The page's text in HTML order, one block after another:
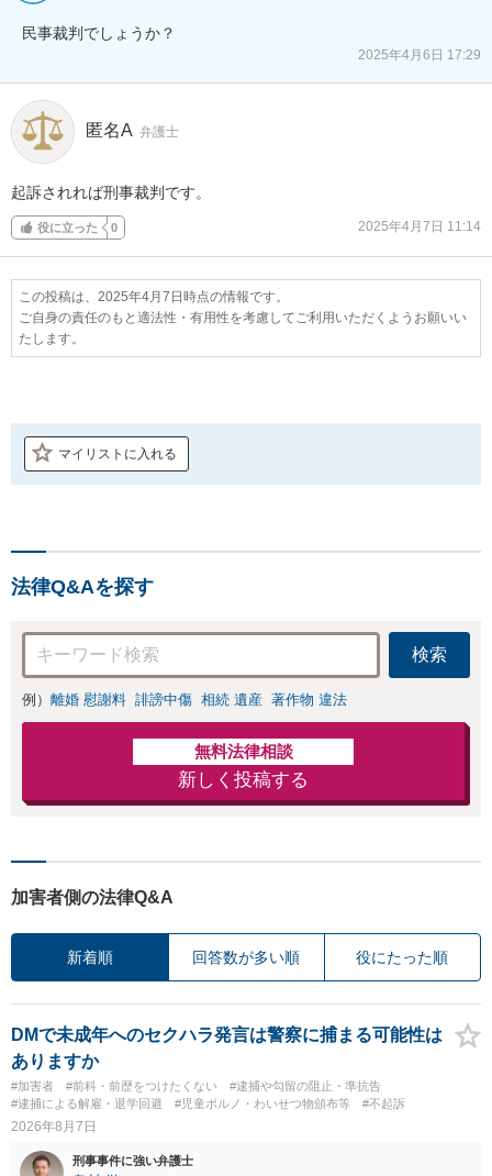
民事裁判でしょうか？
2025年4月6日 17:29
匿名A 弁護士
起訴されれば刑事裁判です。
役に立った 0 2025年4月7日 11:14
この投稿は、2025年4月7日時点の情報です。
ご自身の責任のもと適法性・有用性を考慮してご利用いただくようお願いい
たします。
マイリストに入れる
法律Q&Aを探す
検索
例） 離婚 慰謝料 誹謗中傷 相続 遺産 著作物 違法
無料法律相談
新しく投稿する
加害者側の法律Q&A
新着順 回答数が多い順 役にたった順
DMで未成年へのセクハラ発言は警察に捕まる可能性は
ありますか
#加害者 #前科・前歴をつけたくない
#逮捕や勾留の阻止・準抗告
#逮捕による解雇・退学回避
#児童ポルノ・わいせつ物頒布等 #不起訴
2026年8月7日
刑事事件に強い弁護士